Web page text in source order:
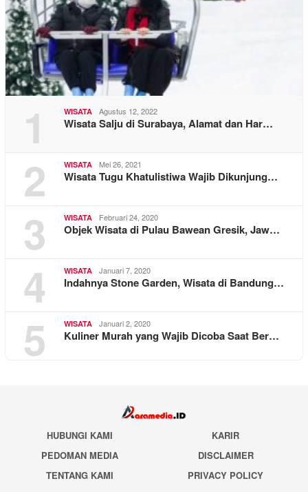
1 WISATA Agustus 12, 2022
Wisata Salju di Surabaya, Alamat dan Har…
2 WISATA Mei 26, 2021
Wisata Tugu Khatulistiwa Wajib Dikunjung…
3 WISATA Februari 24, 2020
Objek Wisata di Pulau Bawean Gresik, Jaw…
4 WISATA Januari 7, 2020
Indahnya Stone Garden, Wisata di Bandung…
5 WISATA Januari 2, 2020
Kuliner Murah yang Wajib Dicoba Saat Ber…
HUBUNGI KAMI
KARIR
PEDOMAN MEDIA
DISCLAIMER
TENTANG KAMI
PRIVACY POLICY